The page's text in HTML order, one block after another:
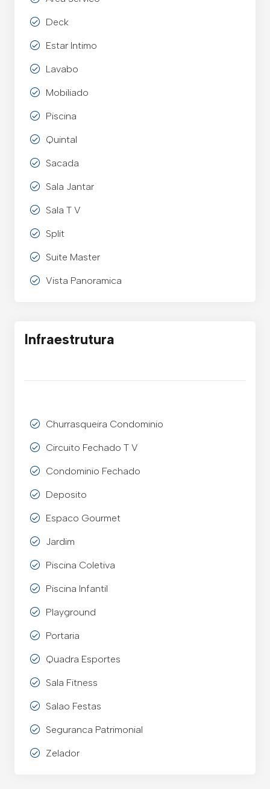
Deck
Estar Intimo
Lavabo
Mobiliado
Piscina
Quintal
Sacada
Sala Jantar
Sala T V
Split
Suite Master
Vista Panoramica
Infraestrutura
Churrasqueira Condominio
Circuito Fechado T V
Condominio Fechado
Deposito
Espaco Gourmet
Jardim
Piscina Coletiva
Piscina Infantil
Playground
Portaria
Quadra Esportes
Sala Fitness
Salao Festas
Seguranca Patrimonial
Zelador